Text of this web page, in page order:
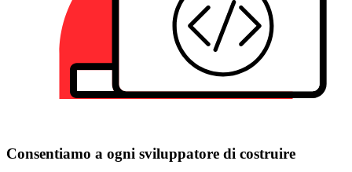
Consentiamo a ogni sviluppatore di costruire